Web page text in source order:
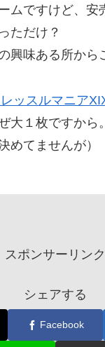
ムですけど、安
ただけ？
興味ある所から
大１枚ですから。
めてませんが）
スポンサーリンク
シェアする
Facebook